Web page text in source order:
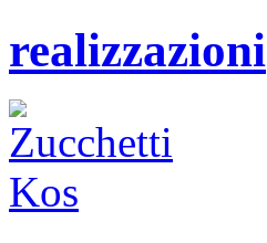
realizzazioni